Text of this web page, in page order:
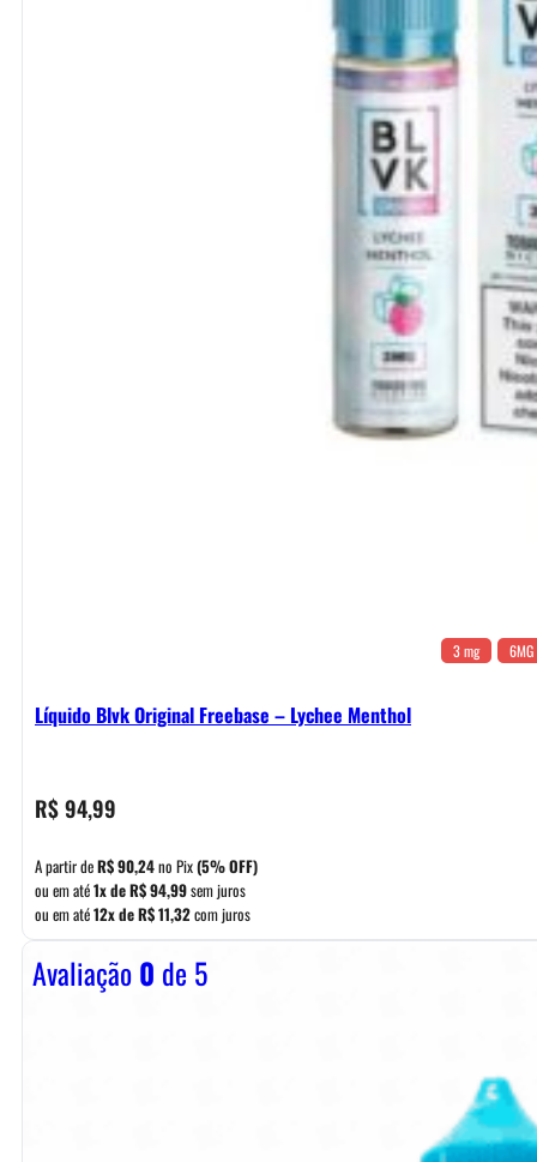
3 mg 6MG
Líquido Blvk Original Freebase – Lychee Menthol
R$94,99
A partir deR$90,24no Pix(5% OFF)
ou em até1x deR$94,99sem juros
ou em até12x deR$11,32com juros
Avaliação0 de 5